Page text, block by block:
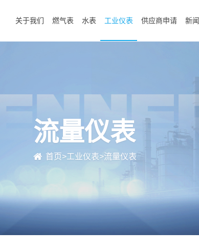
关于我们 燃气表 水表 工业仪表 供应商申请 新
流量仪表
首页>工业仪表>流量仪表